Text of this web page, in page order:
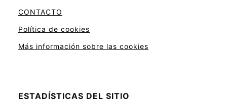
CONTACTO
Política de cookies
Más información sobre las cookies
ESTADÍSTICAS DEL SITIO